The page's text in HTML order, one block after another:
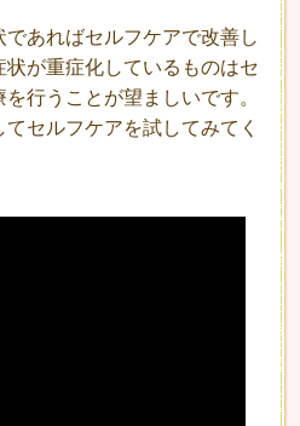
あればセルフケアで改善し
状が重症化しているものはセ
行うことが望ましいです。
セルフケアを試してみてく